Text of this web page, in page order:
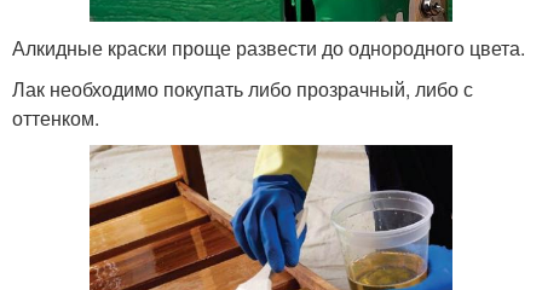
Алкидные краски проще развести до однородного цвета.
Лак необходимо покупать либо прозрачный, либо с
оттенком.